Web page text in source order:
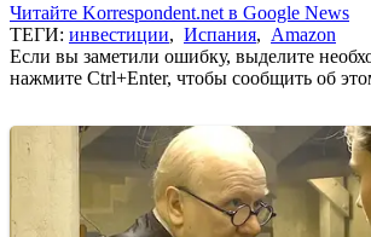
Читайте Korrespondent.net в Google News
ТЕГИ: инвестиции, Испания, Amazon
Если вы заметили ошибку, выделите
нажмите Ctrl+Enter, чтобы сообщить об